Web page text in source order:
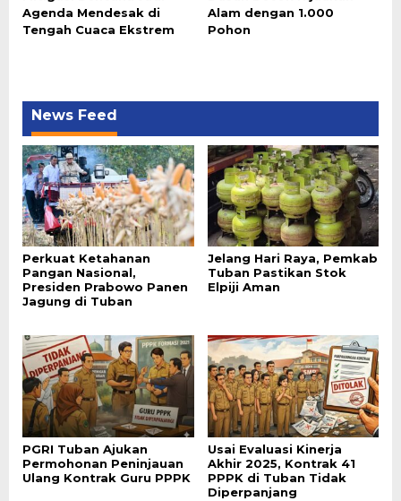
Agenda Mendesak di
Tengah Cuaca Ekstrem
Alam dengan 1.000
Pohon
News Feed
Perkuat Ketahanan
Pangan Nasional,
Presiden Prabowo Panen
Jagung di Tuban
Jelang Hari Raya, Pemkab
Tuban Pastikan Stok
Elpiji Aman
PGRI Tuban Ajukan
Permohonan Peninjauan
Ulang Kontrak Guru PPPK
Usai Evaluasi Kinerja
Akhir 2025, Kontrak 41
PPPK di Tuban Tidak
Diperpanjang